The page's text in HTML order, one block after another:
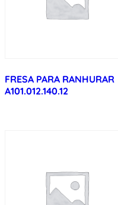
FRESA PARA RANHURAR
A101.012.140.12